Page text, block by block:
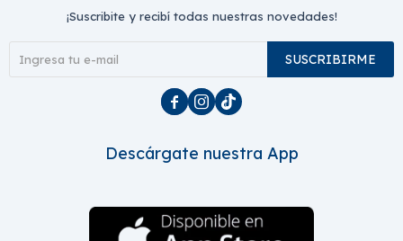
¡Suscribite y recibí todas nuestras novedades!
SUSCRIBIRME
  
Descárgate nuestra App